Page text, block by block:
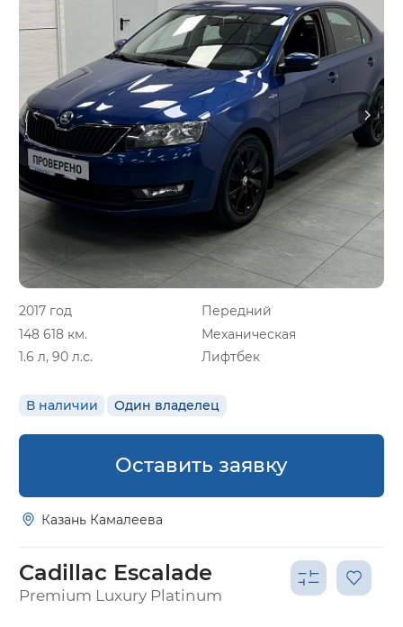
2017 год
Передний
148 618 км.
Механическая
1.6 л, 90 л.с.
Лифтбек
В наличии Один владелец
Оставить заявку
Казань Камалеева
Cadillac Escalade
Premium Luxury Platinum